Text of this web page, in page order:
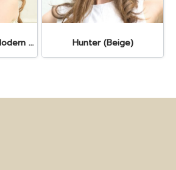
Matte Sandbrown Modern Queen Hat Hunter (Beige)